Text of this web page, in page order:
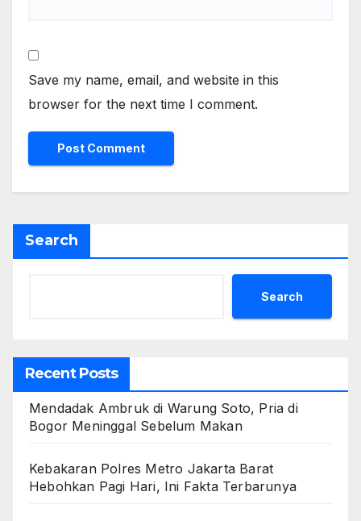
Save my name, email, and website in this
browser for the next time I comment.
Search
Search
Recent Posts
Mendadak Ambruk di Warung Soto, Pria di
Bogor Meninggal Sebelum Makan
Kebakaran Polres Metro Jakarta Barat
Hebohkan Pagi Hari, Ini Fakta Terbarunya